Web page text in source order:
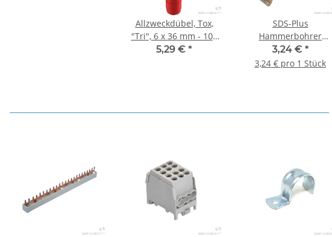
Allzweckdübel, Tox,
"Tri", 6 x 36 mm - 100
Stk.
5,29 € *
SDS-Plus
Hammerbohrer
(4speed+) 10 x 210 mm
- 1 Stk.
3,24 € *
3,24 € pro 1 Stück